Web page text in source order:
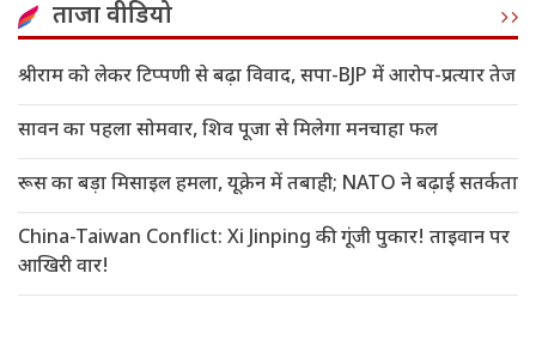
ताजा वीडियो
श्रीराम को लेकर टिप्पणी से बढ़ा विवाद, सपा-BJP में आरोप-प्रत्यार तेज
सावन का पहला सोमवार, शिव पूजा से मिलेगा मनचाहा फल
रूस का बड़ा मिसाइल हमला, यूक्रेन में तबाही; NATO ने बढ़ाई सतर्कता
China-Taiwan Conflict: Xi Jinping की गूंजी पुकार! ताइवान पर
आखिरी वार!